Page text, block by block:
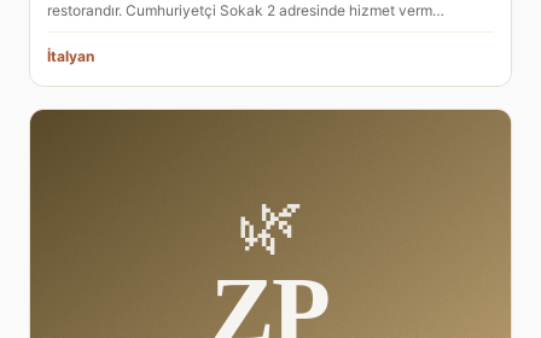
restorandır. Cumhuriyetçi Sokak 2 adresinde hizmet verm…
İtalyan